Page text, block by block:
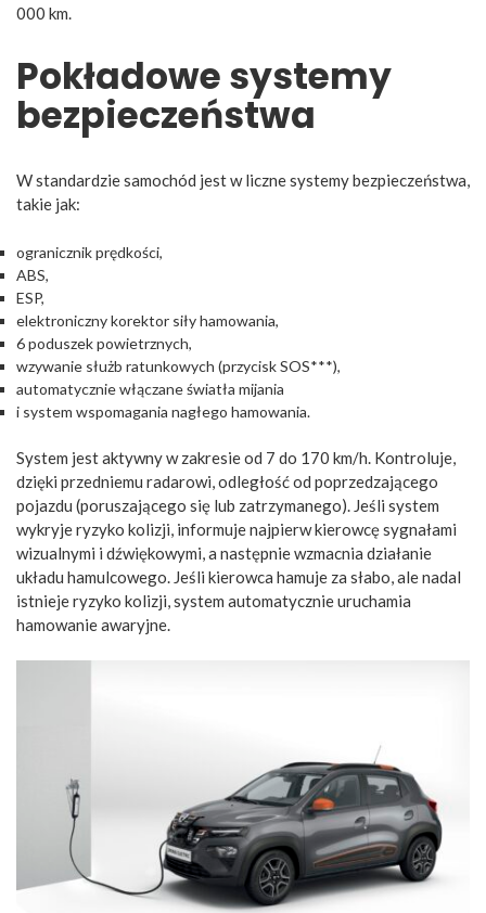
000 km.
Pokładowe systemy
bezpieczeństwa
W standardzie samochód jest w liczne systemy bezpieczeństwa,
takie jak:
ogranicznik prędkości,
ABS,
ESP,
elektroniczny korektor siły hamowania,
6 poduszek powietrznych,
wzywanie służb ratunkowych (przycisk SOS***),
automatycznie włączane światła mijania
i system wspomagania nagłego hamowania.
System jest aktywny w zakresie od 7 do 170 km/h. Kontroluje,
dzięki przedniemu radarowi, odległość od poprzedzającego
pojazdu (poruszającego się lub zatrzymanego). Jeśli system
wykryje ryzyko kolizji, informuje najpierw kierowcę sygnałami
wizualnymi i dźwiękowymi, a następnie wzmacnia działanie
układu hamulcowego. Jeśli kierowca hamuje za słabo, ale nadal
istnieje ryzyko kolizji, system automatycznie uruchamia
hamowanie awaryjne.